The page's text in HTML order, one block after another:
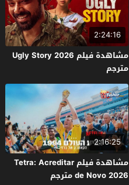
2:24:16
مشاهدة فيلم Ugly Story 2026
مترجم
2:16:25
مشاهدة فيلم Tetra: Acreditar
de Novo 2026 مترجم